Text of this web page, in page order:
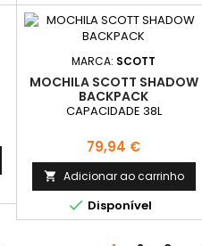
MARCA: SCOTT
MOCHILA SCOTT SHADOW
BACKPACK
CAPACIDADE 38L
Preço
79,94 €
 Adicionar ao carrinho
 Disponível